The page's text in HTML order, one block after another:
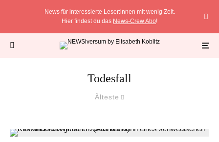
News für interessierte Leser:innen mit wenig Zeit.
Hier findest du das News-Crew Abo!
Todesfall
Älteste